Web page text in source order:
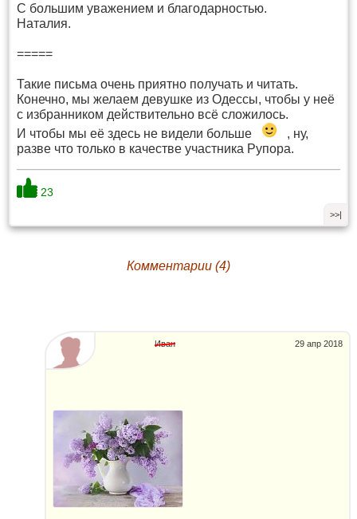
С большим уважением и благодарностью.
Наталия.
=====
Такие письма очень приятно получать и читать.
Конечно, мы желаем девушке из Одессы, чтобы у неё
с избранником действительно всё сложилось.
И чтобы мы её здесь не видели больше
, ну,
разве что только в качестве участника Рупора.
23
>>|
Комментарии (4)
29 апр 2018
Иван